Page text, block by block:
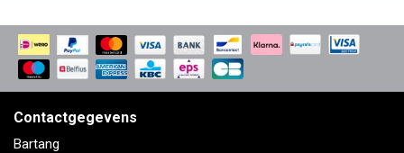
Contactgegevens
Bartang